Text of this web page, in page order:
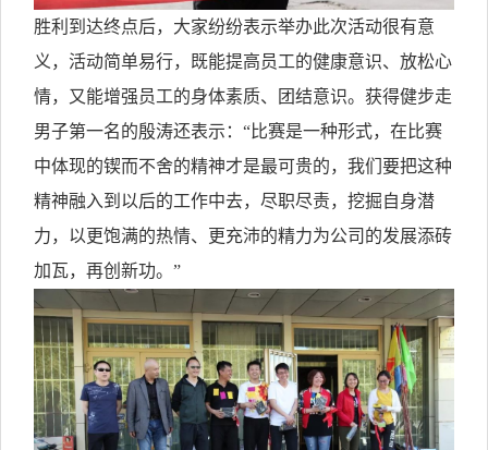
胜利到达终点后，大家纷纷表示举办此次活动很有意
义，活动简单易行，既能提高员工的健康意识、放松心
情， 又能增强员工的身体素质、 团结意识。获得健步走
男子第一名的殷涛还表示：“比赛是一种形式，在比赛
中体现的锲而不舍的精神才是最可贵的，我们要把这种
精神融入到以后的工作中去，尽职尽责，挖掘自身潜
力，以更饱满的热情、更充沛的精力为公司的发展添砖
加瓦，再创新功。 ”